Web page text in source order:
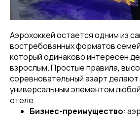
Аэрохоккей остается одним из
востребованных форматов
который одинаково интересен
взрослым. Простые правила,
соревновательный азарт делают
универсальным элементом
отеле.
Бизнес-преимущество: